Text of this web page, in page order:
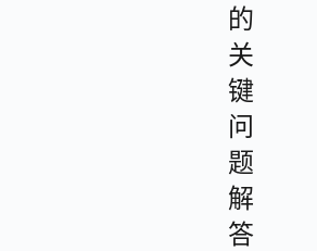
的
关
键
问
题
解
答